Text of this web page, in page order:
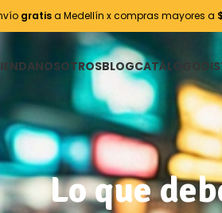
gratisa Medellín x compras mayores a
NOSOTROSBLOGCATÁLOGO
Lo que